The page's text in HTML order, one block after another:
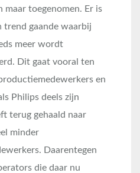
maar toegenomen. Er is
trend gaande waarbij
meer wordt
Dit gaat vooral ten
en
Philips deels zijn
terug gehaald naar
minder
Daarentegen
die daar nu